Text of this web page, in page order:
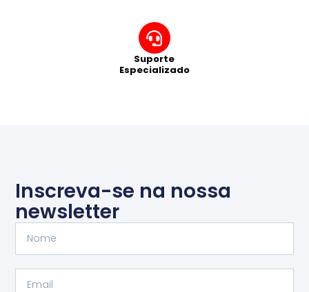
Suporte
Especializado
Inscreva-se na nossa
newsletter